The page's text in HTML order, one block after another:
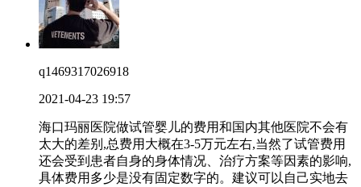
q1469317026918
2021-04-23 19:57
海口玛丽医院做试管婴儿的费用和国内其他医院不会有
太大的差别,总费用大概在3-5万元左右,当然了试管费用
还会受到患者自身的身体情况、治疗方案等因素的影响,
具体费用多少是没有固定数字的。建议可以自己实地去